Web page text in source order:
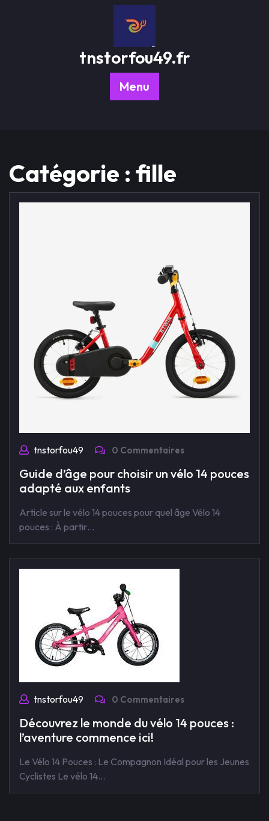
tnstorfou49.fr
Menu
Catégorie : fille
tnstorfou49 0 Commentaires
Guide d’âge pour choisir un vélo 14 pouces
adapté aux enfants
Article sur le vélo 14 pouces pour quel âge Vélo 14
pouces : À partir…
tnstorfou49 0 Commentaires
Découvrez le monde du vélo 14 pouces :
l’aventure commence ici!
Le Vélo 14 Pouces : Le Compagnon Idéal pour les Jeunes
Cyclistes Le vélo 14…